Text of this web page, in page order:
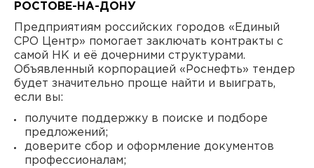
РОСТОВЕ-НА-ДОНУ
Предприятиям российских городов «Единый
СРО Центр» помогает заключать контракты с
самой НК и её дочерними структурами.
Объявленный корпорацией «Роснефть» тендер
будет значительно проще найти и выиграть,
если вы:
получите поддержку в поиске и подборе
предложений;
доверите сбор и оформление документов
профессионалам;